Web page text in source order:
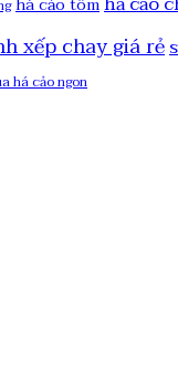
xếp chay giá rẻ
há cảo ngon